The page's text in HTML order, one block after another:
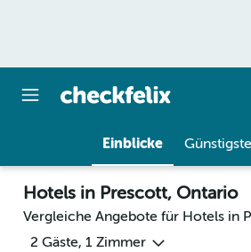
Einblicke
Hotels in Prescott, Ontario
Vergleiche Angebote für Hotels in
2 Gäste, 1 Zimmer